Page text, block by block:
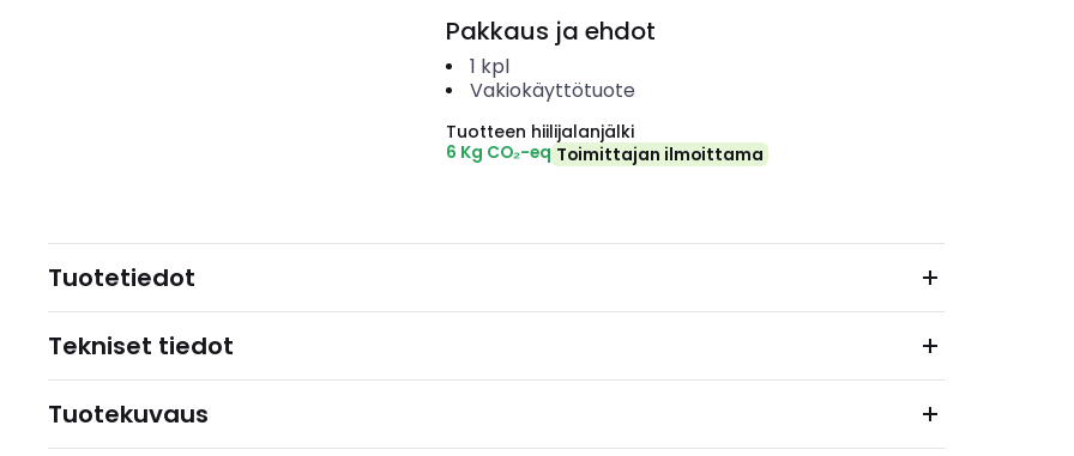
Pakkaus ja ehdot
1 kpl
Vakiokäyttötuote
Tuotteen hiilijalanjälki
6 Kg CO₂-eq Toimittajan ilmoittama
Tuotetiedot
Tekniset tiedot
Tuotekuvaus